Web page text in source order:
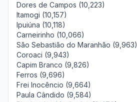
Dores de Campos (10,223)
Itamogi (10,157)
Ipuiúna (10,118)
Carneirinho (10,066)
São Sebastião do Maranhão (9,963)
Coroaci (9,943)
Capim Branco (9,826)
Ferros (9,696)
Frei Inocêncio (9,664)
Paula Cândido (9,584)